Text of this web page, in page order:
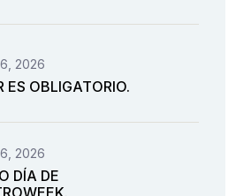
2026
ES OBLIGATORIO.
2026
DÍA DE